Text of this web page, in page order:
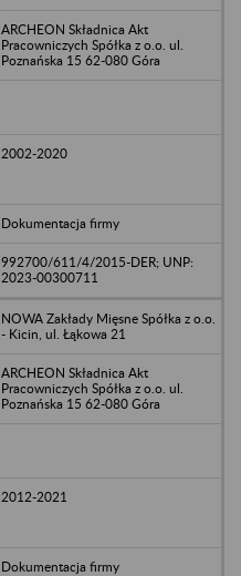
ARCHEON Składnica Akt
Pracowniczych Spółka z o.o. ul.
Poznańska 15 62-080 Góra
2002-2020
Dokumentacja firmy
992700/611/4/2015-DER; UNP:
2023-00300711
NOWA Zakłady Mięsne Spółka z o.o.
- Kicin, ul. Łąkowa 21
ARCHEON Składnica Akt
Pracowniczych Spółka z o.o. ul.
Poznańska 15 62-080 Góra
2012-2021
Dokumentacja firmy